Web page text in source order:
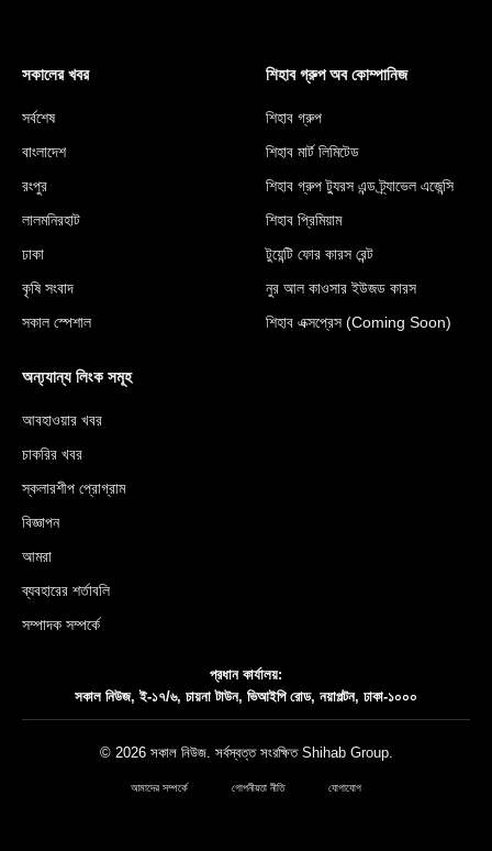
সকালের খবর
সর্বশেষ
বাংলাদেশ
রংপুর
লালমনিরহাট
ঢাকা
কৃষি সংবাদ
সকাল স্পেশাল
শিহাব গ্রুপ অব কোম্পানিজ
শিহাব গ্রুপ
শিহাব মার্ট লিমিটেড
শিহাব গ্রুপ ট্যুরস এন্ড ট্র্যাভেল এজেন্সি
শিহাব প্রিমিয়াম
টুয়েন্টি ফোর কারস রেন্ট
নুর আল কাওসার ইউজড কারস
শিহাব এক্সপ্রেস (Coming Soon)
অন্য্যান্য লিংক সমূহ
আবহাওয়ার খবর
চাকরির খবর
স্কলারশীপ প্রোগ্রাম
বিজ্ঞাপন
আমরা
ব্যবহারের শর্তাবলি
সম্পাদক সম্পর্কে
প্রধান কার্যালয়:
সকাল নিউজ, ই-১৭/৬, চায়না টাউন, ভিআইপি রোড, নয়াপল্টন, ঢাকা-১০০০
© 2026 সকাল নিউজ. সর্বস্বত্ত সংরক্ষিত Shihab Group.
আমাদের সম্পর্কে গোপনীয়তা নীতি যোগাযোগ